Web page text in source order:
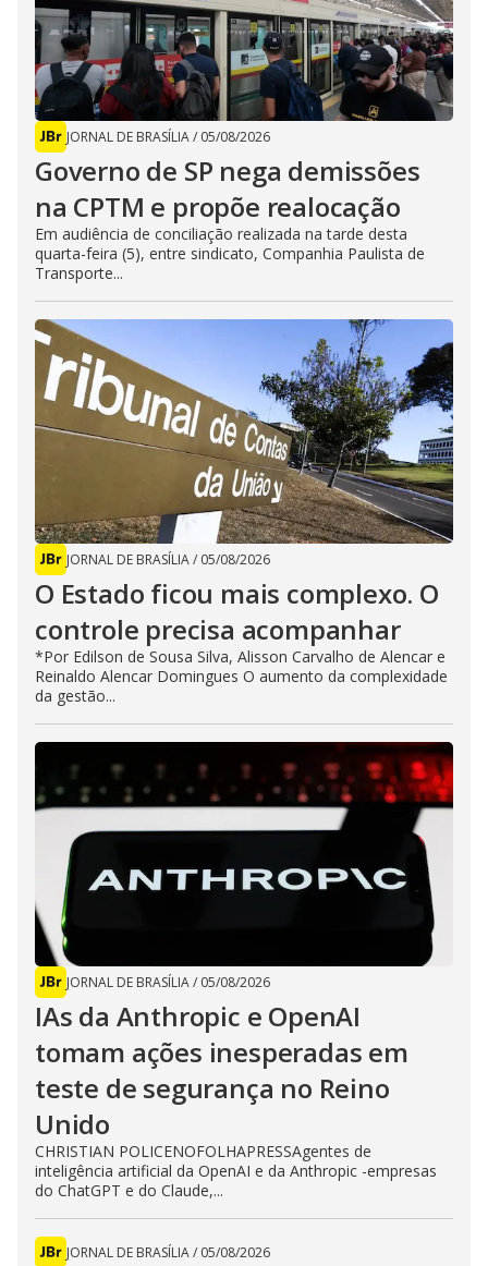
JORNAL DE BRASÍLIA/ 05/08/2026
Governo de SP nega demissões
na CPTM e propõe realocação
Em audiência de conciliação realizada na tarde desta
quarta-feira (5), entre sindicato, Companhia Paulista de
Transporte...
JORNAL DE BRASÍLIA/ 05/08/2026
O Estado ficou mais complexo. O
controle precisa acompanhar
*Por Edilson de Sousa Silva, Alisson Carvalho de Alencar e
Reinaldo Alencar Domingues O aumento da complexidade
da gestão...
JORNAL DE BRASÍLIA/ 05/08/2026
IAs da Anthropic e OpenAI
tomam ações inesperadas em
teste de segurança no Reino
Unido
CHRISTIAN POLICENOFOLHAPRESSAgentes de
inteligência artificial da OpenAI e da Anthropic -empresas
do ChatGPT e do Claude,...
JORNAL DE BRASÍLIA/ 05/08/2026